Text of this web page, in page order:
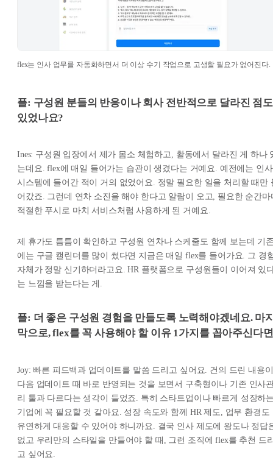
flex는 인사 업무를 자동화하면서 더 이상 수기 작업으로 고생할 필요가 없어진다.
플: 구성원 분들의 반응이나 회사 전반적으로 달라진 점도
있었나요?
Ines: 구성원 입장에서 제가 몸소 체험하고, 활동에서 달라진 게 하나
는데요. flex에 매일 들어가는 습관이 생겼다는 거예요. 예전에는 인사
시스템에 들어간 적이 거의 없었어요. 정말 필요한 일을 처리할 때만
어갔죠. 그런데 연차 소진을 해야 한다고 알람이 오고, 필요한 순간마
적절한 푸시로 마치 서비스처럼 사용하게 된 거예요.
제 휴가도 틈틈이 확인하고 구성원 연차나 스케줄도 함께 보는데 기
에는 구글 캘린더를 많이 썼다면 지금은 매일 flex를 들어가요. 그 경
자체가 정말 신기하더라고요. HR 플랫폼으로 구성원들이 이어져 있
는 느낌을 받는다는 게.
플: 더 좋은 구성원 경험을 만들도록 노력해야겠네요. 마
막으로, flex를 꼭 사용해야 할 이유 1가지를 꼽아주신다
Joy: 빠른 피드백과 업데이트를 말씀 드리고 싶어요. 건의 드린 내용이
다음 업데이트 때 바로 반영되는 것을 보면서 구축형이나 기존 인사
리 툴과 다르다는 생각이 들었죠. 특히 스타트업이나 빠르게 성장하
기업에 꼭 필요할 것 같아요. 성장 속도와 함께 HR 제도, 업무 환경도
유연하게 대응할 수 있어야 하니까요. 결국 인사 제도에 왕도나 정답
없고 우리만의 스타일을 만들어야 할 때, 그런 조직에 flex를 추천 드
고 싶어요.